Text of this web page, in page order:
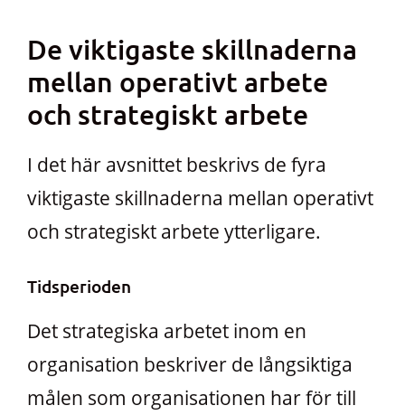
De viktigaste skillnaderna
mellan operativt arbete
och strategiskt arbete
I det här avsnittet beskrivs de fyra
viktigaste skillnaderna mellan operativt
och strategiskt arbete ytterligare.
Tidsperioden
Det strategiska arbetet inom en
organisation beskriver de långsiktiga
målen som organisationen har för till